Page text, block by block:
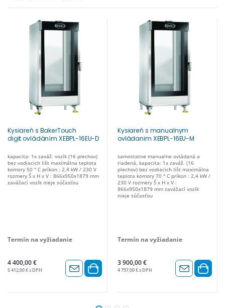
Kysiareň s BakerTouch
digit.ovládáním XEBPL-16EU-D
kapacita: 1x zaváž. vozík (16 plechov)
bez vodiacich lišt maximálna teplota
komory 50 ° C príkon : 2,4 kW / 230 V
rozmery Š x H x V : 866x950x1879 mm
zavážací vozík nieje súčasťou
Termín na vyžiadanie
4 400,00 €
5 412,00 € s DPH
Kysiareň s manualnym
ovládanim XEBPL-16EU-M
samostatne manualne ovládaná a
riadená, kapacita: 1x zaváž. (16
plechov) bez vodiacich lišt maximálna
teplota komory 70 ° C príkon : 2,4 kW /
230 V rozmery Š x H x V :
866x950x1879 mm zavážací vozík
nieje súčasťou
Termín na vyžiadanie
3 900,00 €
4 797,00 € s DPH